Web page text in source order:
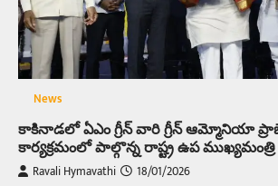
News
కాకినాడలో ఏఎం గ్రీన్ వారి గ్రీన్ ఆమ్మోనియా
కార్యక్రమంలో పాల్గొన్న రాష్ట్ర ఉప
Ravali Hymavathi 18/01/2026